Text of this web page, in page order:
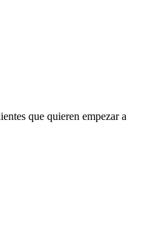
que quieren empezar a